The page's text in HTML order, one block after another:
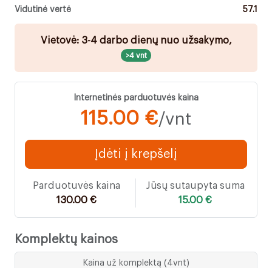
Vidutinė vertė 57.1
Vietovė: 3-4 darbo dienų nuo užsakymo,
>4 vnt
Internetinės parduotuvės kaina
115.00 €/vnt
Įdėti į krepšelį
Parduotuvės kaina
130.00 €
Jūsų sutaupyta suma
15.00 €
Komplektų kainos
Kaina už komplektą (4vnt)